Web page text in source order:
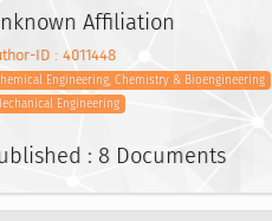
Affiliation
ID : 4011448
Engineering, Chemistry & Bioengineering
Engineering
: 8 Documents